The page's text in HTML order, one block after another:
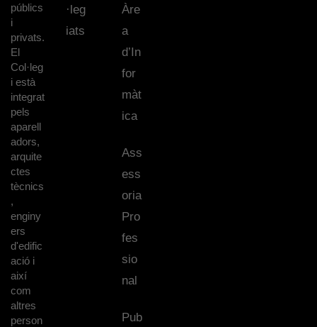
públics
i
privats.
El
Col·leg
i està
integrat
pels
aparell
adors,
arquite
ctes
tècnics
,
enginy
ers
d'edific
ació i
així
com
altres
person
·leg
iats
Àre
a
d’In
for
màt
ica
Ass
ess
oria
Pro
fes
sio
nal
Pub